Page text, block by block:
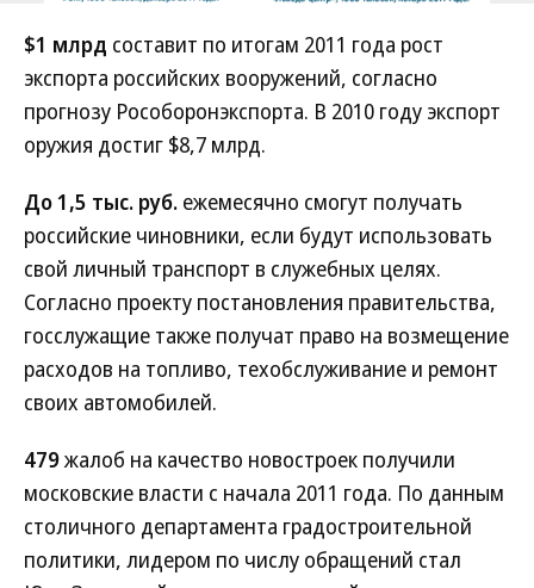
$1 млрд составит по итогам 2011 года рост
экспорта российских вооружений, согласно
прогнозу Рособоронэкспорта. В 2010 году экспорт
оружия достиг $8,7 млрд.
До 1,5 тыс. руб. ежемесячно смогут получать
российские чиновники, если будут использовать
свой личный транспорт в служебных целях.
Согласно проекту постановления правительства,
госслужащие также получат право на возмещение
расходов на топливо, техобслуживание и ремонт
своих автомобилей.
479жалоб на качество новостроек получили
московские власти с начала 2011 года. По данным
столичного департамента градостроительной
политики, лидером по числу обращений стал